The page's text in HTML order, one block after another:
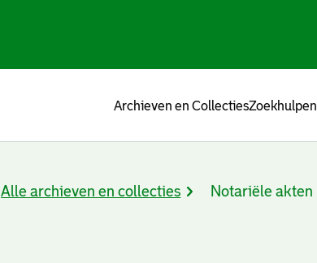
Archieven en CollectiesZoekhulpen
Alle archieven en collecties Notariële akten